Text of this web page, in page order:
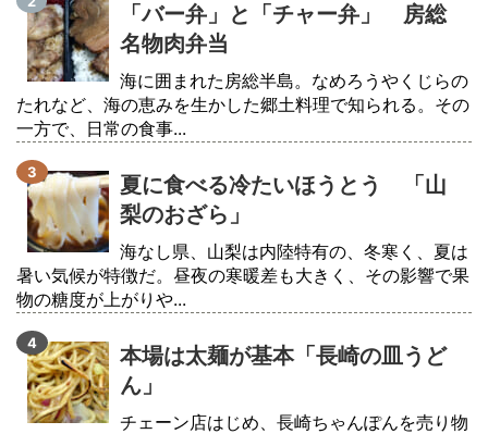
「バー弁」と「チャー弁」 房総
名物肉弁当
海に囲まれた房総半島。なめろうやくじらの
たれなど、海の恵みを生かした郷土料理で知られる。その
一方で、日常の食事...
夏に食べる冷たいほうとう 「山
梨のおざら」
海なし県、山梨は内陸特有の、冬寒く、夏は
暑い気候が特徴だ。昼夜の寒暖差も大きく、その影響で果
物の糖度が上がりや...
本場は太麺が基本「長崎の皿うど
ん」
チェーン店はじめ、長崎ちゃんぽんを売り物